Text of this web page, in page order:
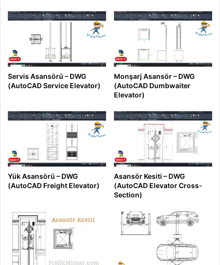
Servis Asansörü – DWG
(AutoCAD Service Elevator)
Monşarj Asansör – DWG
(AutoCAD Dumbwaiter
Elevator)
Yük Asansörü – DWG
(AutoCAD Freight Elevator)
Asansör Kesiti – DWG
(AutoCAD Elevator Cross-
Section)